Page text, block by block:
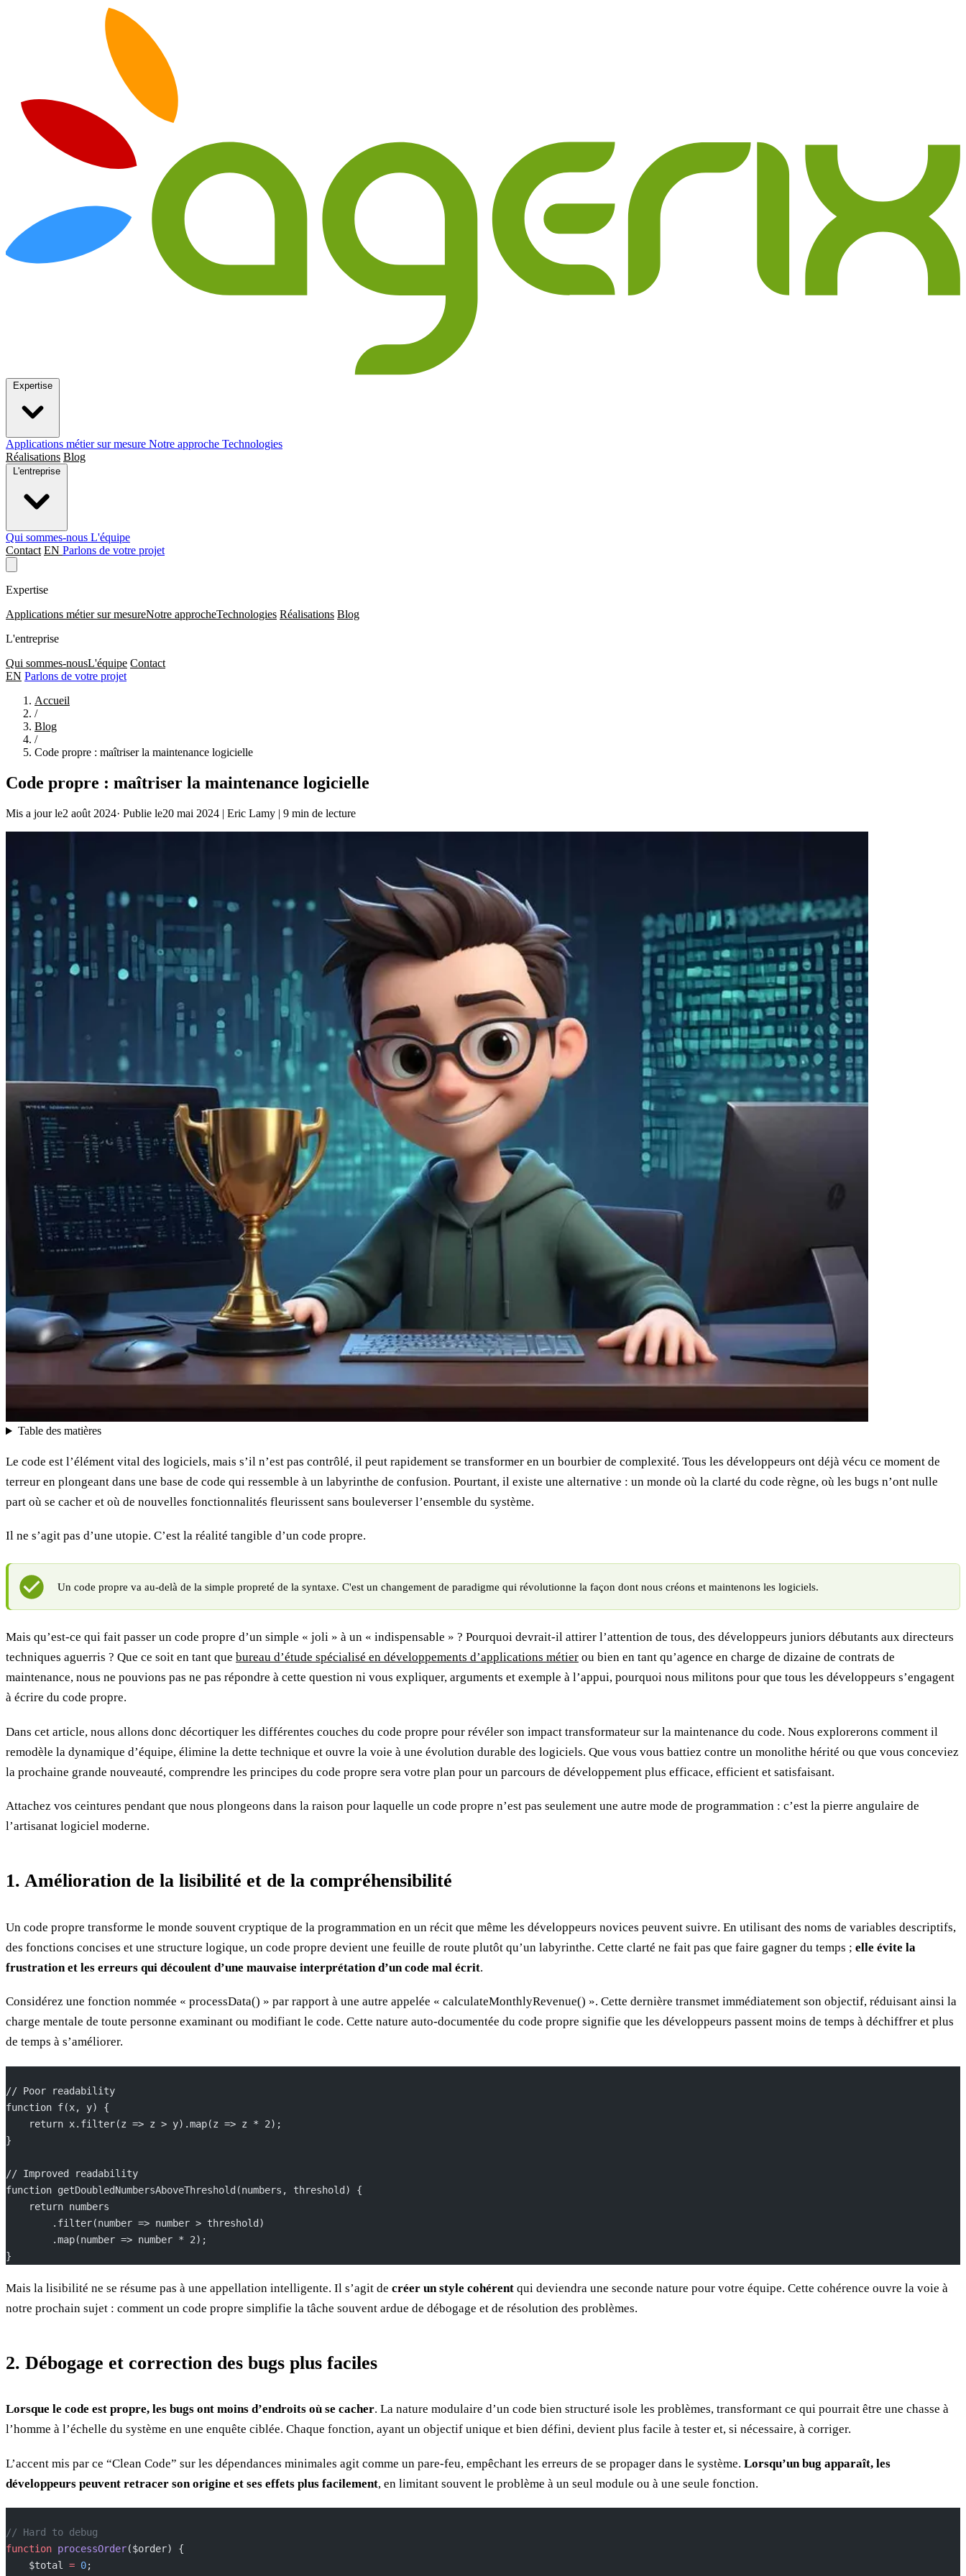
Applications métier sur mesure Notre approche Technologies
Réalisations Blog
Qui sommes-nous L'équipe
Contact EN Parlons de votre projet
Expertise
Applications métier sur mesureNotre approcheTechnologies Réalisations Blog
L'entreprise
Qui sommes-nousL'équipe Contact
EN Parlons de votre projet
Accueil
/
Blog
/
Code propre : maîtriser la maintenance logicielle
Code propre : maîtriser la maintenance logicielle
Mis a jour le2 août 2024· Publie le20 mai 2024 | Eric Lamy | 9 min de lecture
Table des matières
Le code est l’élément vital des logiciels, mais s’il n’est pas contrôlé, il peut rapidement se transformer en un bourbier de complexité. Tous les développeurs ont déjà vécu ce moment de
terreur en plongeant dans une base de code qui ressemble à un labyrinthe de confusion. Pourtant, il existe une alternative : un monde où la clarté du code règne, où les bugs n’ont nulle
part où se cacher et où de nouvelles fonctionnalités fleurissent sans bouleverser l’ensemble du système.
Il ne s’agit pas d’une utopie. C’est la réalité tangible d’un code propre.
Un code propre va au-delà de la simple propreté de la syntaxe. C'est un changement de paradigme qui révolutionne la façon dont nous créons et maintenons les logiciels.
Mais qu’est-ce qui fait passer un code propre d’un simple « joli » à un « indispensable » ? Pourquoi devrait-il attirer l’attention de tous, des développeurs juniors débutants aux directeurs
techniques aguerris ? Que ce soit en tant que bureau d’étude spécialisé en développements d’applications métier ou bien en tant qu’agence en charge de dizaine de contrats de
maintenance, nous ne pouvions pas ne pas répondre à cette question ni vous expliquer, arguments et exemple à l’appui, pourquoi nous militons pour que tous les développeurs s’engagent
à écrire du code propre.
Dans cet article, nous allons donc décortiquer les différentes couches du code propre pour révéler son impact transformateur sur la maintenance du code. Nous explorerons comment il
remodèle la dynamique d’équipe, élimine la dette technique et ouvre la voie à une évolution durable des logiciels. Que vous vous battiez contre un monolithe hérité ou que vous conceviez
la prochaine grande nouveauté, comprendre les principes du code propre sera votre plan pour un parcours de développement plus efficace, efficient et satisfaisant.
Attachez vos ceintures pendant que nous plongeons dans la raison pour laquelle un code propre n’est pas seulement une autre mode de programmation : c’est la pierre angulaire de
l’artisanat logiciel moderne.
1. Amélioration de la lisibilité et de la compréhensibilité
Un code propre transforme le monde souvent cryptique de la programmation en un récit que même les développeurs novices peuvent suivre. En utilisant des noms de variables descriptifs,
des fonctions concises et une structure logique, un code propre devient une feuille de route plutôt qu’un labyrinthe. Cette clarté ne fait pas que faire gagner du temps ; elle évite la
frustration et les erreurs qui découlent d’une mauvaise interprétation d’un code mal écrit.
Considérez une fonction nommée « processData() » par rapport à une autre appelée « calculateMonthlyRevenue() ». Cette dernière transmet immédiatement son objectif, réduisant ainsi la
charge mentale de toute personne examinant ou modifiant le code. Cette nature auto-documentée du code propre signifie que les développeurs passent moins de temps à déchiffrer et plus
de temps à s’améliorer.
// Poor readability
function f(x, y) {
    return x.filter(z => z > y).map(z => z * 2);
}
// Improved readability
function getDoubledNumbersAboveThreshold(numbers, threshold) {
    return numbers
        .filter(number => number > threshold)
        .map(number => number * 2);
}
Mais la lisibilité ne se résume pas à une appellation intelligente. Il s’agit de créer un style cohérent qui deviendra une seconde nature pour votre équipe. Cette cohérence ouvre la voie à
notre prochain sujet : comment un code propre simplifie la tâche souvent ardue de débogage et de résolution des problèmes.
2. Débogage et correction des bugs plus faciles
Lorsque le code est propre, les bugs ont moins d’endroits où se cacher. La nature modulaire d’un code bien structuré isole les problèmes, transformant ce qui pourrait être une chasse à
l’homme à l’échelle du système en une enquête ciblée. Chaque fonction, ayant un objectif unique et bien défini, devient plus facile à tester et, si nécessaire, à corriger.
L’accent mis par ce “Clean Code” sur les dépendances minimales agit comme un pare-feu, empêchant les erreurs de se propager dans le système. Lorsqu’un bug apparaît, les
développeurs peuvent retracer son origine et ses effets plus facilement, en limitant souvent le problème à un seul module ou à une seule fonction.
// Hard to debug
function processOrder($order) {
    $total
= 0;